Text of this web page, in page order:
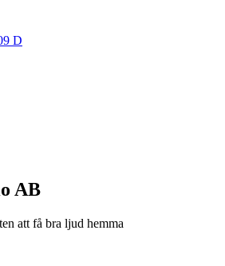
D
AB
att få bra ljud hemma